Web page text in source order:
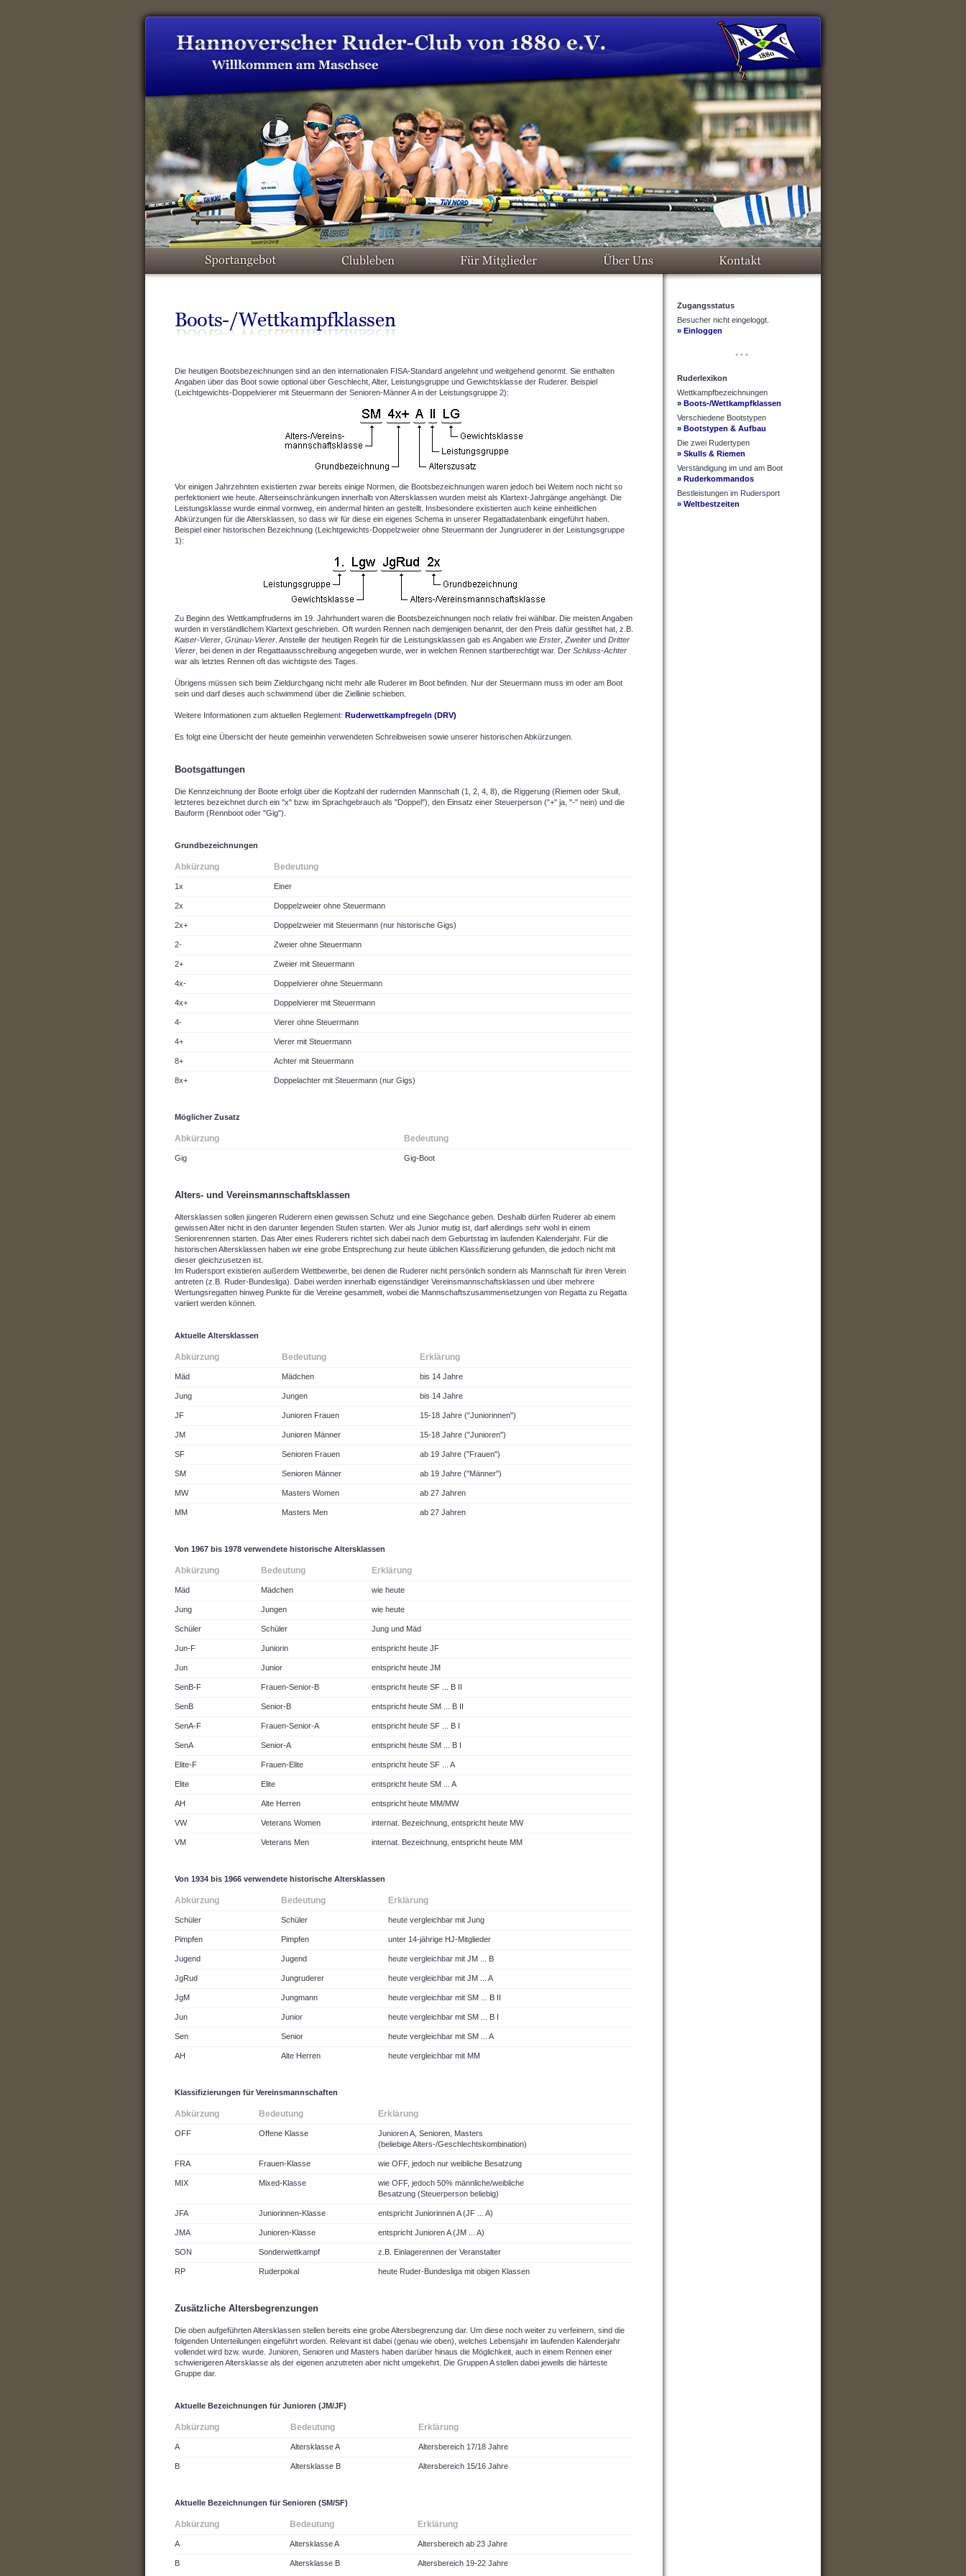
Die heutigen Bootsbezeichnungen sind an den internationalen FISA-Standard angelehnt und weitgehend genormt. Sie enthalten
Angaben über das Boot sowie optional über Geschlecht, Alter, Leistungsgruppe und Gewichtsklasse der Ruderer. Beispiel
(Leichtgewichts-Doppelvierer mit Steuermann der Senioren-Männer A in der Leistungsgruppe 2):
Vor einigen Jahrzehnten existierten zwar bereits einige Normen, die Bootsbezeichnungen waren jedoch bei Weitem noch nicht so
perfektioniert wie heute. Alterseinschränkungen innerhalb von Altersklassen wurden meist als Klartext-Jahrgänge angehängt. Die
Leistungsklasse wurde einmal vornweg, ein andermal hinten an gestellt. Insbesondere existierten auch keine einheitlichen
Abkürzungen für die Altersklassen, so dass wir für diese ein eigenes Schema in unserer Regattadatenbank eingeführt haben.
Beispiel einer historischen Bezeichnung (Leichtgewichts-Doppelzweier ohne Steuermann der Jungruderer in der Leistungsgruppe
1):
Zu Beginn des Wettkampfruderns im 19. Jahrhundert waren die Bootsbezeichnungen noch relativ frei wählbar. Die meisten Angaben
wurden in verständlichem Klartext geschrieben. Oft wurden Rennen nach demjenigen benannt, der den Preis dafür gestiftet hat, z.B.
Kaiser-Vierer Grünau-Vierer . Anstelle der heutigen Regeln für die Leistungsklassen gab es Angaben wie Erster Zweiter und Dritter
Vierer , bei denen in der Regattaausschreibung angegeben wurde, wer in welchen Rennen startberechtigt war. Der Schluss-Achter
war als letztes Rennen oft das wichtigste des Tages.
Übrigens müssen sich beim Zieldurchgang nicht mehr alle Ruderer im Boot befinden. Nur der Steuermann muss im oder am Boot
sein und darf dieses auch schwimmend über die Ziellinie schieben.
Weitere Informationen zum aktuellen Reglement: Ruderwettkampfregeln (DRV)
Es folgt eine Übersicht der heute gemeinhin verwendeten Schreibweisen sowie unserer historischen Abkürzungen.
Bootsgattungen
Die Kennzeichnung der Boote erfolgt über die Kopfzahl der rudernden Mannschaft (1, 2, 4, 8), die Riggerung (Riemen oder Skull,
letzteres bezeichnet durch ein "x" bzw. im Sprachgebrauch als "Doppel"), den Einsatz einer Steuerperson ("+" ja, "-" nein) und die
Bauform (Rennboot oder "Gig").
Grundbezeichnungen
Abkürzung Bedeutung
1x Einer
2x Doppelzweier ohne Steuermann
2x+ Doppelzweier mit Steuermann (nur historische Gigs)
2- Zweier ohne Steuermann
2+ Zweier mit Steuermann
4x- Doppelvierer ohne Steuermann
4x+ Doppelvierer mit Steuermann
4- Vierer ohne Steuermann
4+ Vierer mit Steuermann
8+ Achter mit Steuermann
8x+ Doppelachter mit Steuermann (nur Gigs)
Möglicher Zusatz
Abkürzung Bedeutung
Gig Gig-Boot
Alters- und Vereinsmannschaftsklassen
Altersklassen sollen jüngeren Ruderern einen gewissen Schutz und eine Siegchance geben. Deshalb dürfen Ruderer ab einem
gewissen Alter nicht in den darunter liegenden Stufen starten. Wer als Junior mutig ist, darf allerdings sehr wohl in einem
Seniorenrennen starten. Das Alter eines Ruderers richtet sich dabei nach dem Geburtstag im laufenden Kalenderjahr. Für die
historischen Altersklassen haben wir eine grobe Entsprechung zur heute üblichen Klassifizierung gefunden, die jedoch nicht mit
dieser gleichzusetzen ist.
Im Rudersport existieren außerdem Wettbewerbe, bei denen die Ruderer nicht persönlich sondern als Mannschaft für ihren Verein
antreten (z.B. Ruder-Bundesliga). Dabei werden innerhalb eigenständiger Vereinsmannschaftsklassen und über mehrere
Wertungsregatten hinweg Punkte für die Vereine gesammelt, wobei die Mannschaftszusammensetzungen von Regatta zu Regatta
variiert werden können.
Aktuelle Altersklassen
Abkürzung Bedeutung Erklärung
Mäd Mädchen bis 14 Jahre
Jung Jungen bis 14 Jahre
JF Junioren Frauen 15-18 Jahre ("Juniorinnen")
JM Junioren Männer 15-18 Jahre ("Junioren")
SF Senioren Frauen ab 19 Jahre ("Frauen")
SM Senioren Männer ab 19 Jahre ("Männer")
MW Masters Women ab 27 Jahren
MM Masters Men ab 27 Jahren
Von 1967 bis 1978 verwendete historische Altersklassen
Abkürzung Bedeutung Erklärung
Mäd Mädchen wie heute
Jung Jungen wie heute
Schüler Schüler Jung und Mäd
Jun-F Juniorin entspricht heute JF
Jun Junior entspricht heute JM
SenB-F Frauen-Senior-B entspricht heute SF ... B II
SenB Senior-B entspricht heute SM ... B II
SenA-F Frauen-Senior-A entspricht heute SF ... B I
SenA Senior-A entspricht heute SM ... B I
Elite-F Frauen-Elite entspricht heute SF ... A
Elite Elite entspricht heute SM ... A
AH Alte Herren entspricht heute MM/MW
VW Veterans Women internat. Bezeichnung, entspricht heute MW
VM Veterans Men internat. Bezeichnung, entspricht heute MM
Von 1934 bis 1966 verwendete historische Altersklassen
Abkürzung Bedeutung Erklärung
Schüler Schüler heute vergleichbar mit Jung
Pimpfen Pimpfen unter 14-jährige HJ-Mitglieder
Jugend Jugend heute vergleichbar mit JM ... B
JgRud Jungruderer heute vergleichbar mit JM ... A
JgM Jungmann heute vergleichbar mit SM ... B II
Jun Junior heute vergleichbar mit SM ... B I
Sen Senior heute vergleichbar mit SM ... A
AH Alte Herren heute vergleichbar mit MM
Klassifizierungen für Vereinsmannschaften
Abkürzung Bedeutung Erklärung
OFF Offene Klasse
Junioren A, Senioren, Masters
(beliebige Alters-/Geschlechtskombination)
FRA Frauen-Klasse wie OFF, jedoch nur weibliche Besatzung
MIX Mixed-Klasse
wie OFF, jedoch 50% männliche/weibliche
Besatzung (Steuerperson beliebig)
JFA Juniorinnen-Klasse entspricht Juniorinnen A (JF ... A)
JMA Junioren-Klasse entspricht Junioren A (JM ... A)
SON Sonderwettkampf z.B. Einlagerennen der Veranstalter
RP Ruderpokal heute Ruder-Bundesliga mit obigen Klassen
Zusätzliche Altersbegrenzungen
Die oben aufgeführten Altersklassen stellen bereits eine grobe Altersbegrenzung dar. Um diese noch weiter zu verfeinern, sind die
folgenden Unterteilungen eingeführt worden. Relevant ist dabei (genau wie oben), welches Lebensjahr im laufenden Kalenderjahr
vollendet wird bzw. wurde. Junioren, Senioren und Masters haben darüber hinaus die Möglichkeit, auch in einem Rennen einer
schwierigeren Altersklasse als der eigenen anzutreten aber nicht umgekehrt. Die Gruppen A stellen dabei jeweils die härteste
Gruppe dar.
Aktuelle Bezeichnungen für Junioren (JM/JF)
Abkürzung Bedeutung Erklärung
A Altersklasse A Altersbereich 17/18 Jahre
B Altersklasse B Altersbereich 15/16 Jahre
Aktuelle Bezeichnungen für Senioren (SM/SF)
Abkürzung Bedeutung Erklärung
A Altersklasse A Altersbereich ab 23 Jahre
B Altersklasse B Altersbereich 19-22 Jahre
Zugangsstatus
Besucher nicht eingeloggt.
» Einloggen
• • •
Ruderlexikon
Wettkampfbezeichnungen
» Boots-/Wettkampfklassen
Verschiedene Bootstypen
» Bootstypen & Aufbau
Die zwei Rudertypen
» Skulls & Riemen
Verständigung im und am Boot
» Ruderkommandos
Bestleistungen im Rudersport
» Weltbestzeiten